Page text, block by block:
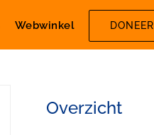
Webwinkel DONEER
Overzicht